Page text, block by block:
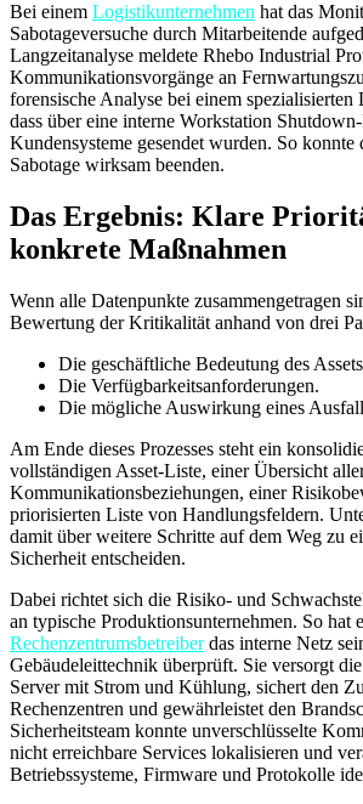
Bei einem Logistikunternehmen hat das
Sabotageversuche durch Mitarbeitende
Langzeitanalyse meldete Rhebo Industrial
Kommunikationsvorgänge an
forensische Analyse bei einem spezialisierten
dass über eine interne Workstation
Kundensysteme gesendet wurden. So
Sabotage wirksam beenden.
Das Ergebnis: Klare
konkrete Maßnahmen
Wenn alle Datenpunkte zusammengetragen
Bewertung der Kritikalität anhand von drei
Die geschäftliche Bedeutung des
Die Verfügbarkeitsanforderungen.
Die mögliche Auswirkung eines
Am Ende dieses Prozesses steht ein
vollständigen Asset-Liste, einer Übersicht
Kommunikationsbeziehungen, einer
priorisierten Liste von Handlungsfeldern.
damit über weitere Schritte auf dem Weg zu
Sicherheit entscheiden.
Dabei richtet sich die Risiko- und
an typische Produktionsunternehmen. So hat
Rechenzentrumsbetreiberdas interne Netz
Gebäudeleittechnik überprüft. Sie versorgt
Server mit Strom und Kühlung, sichert den
Rechenzentren und gewährleistet den
Sicherheitsteam konnte unverschlüsselte
nicht erreichbare Services lokalisieren und
Betriebssysteme, Firmware und Protokolle